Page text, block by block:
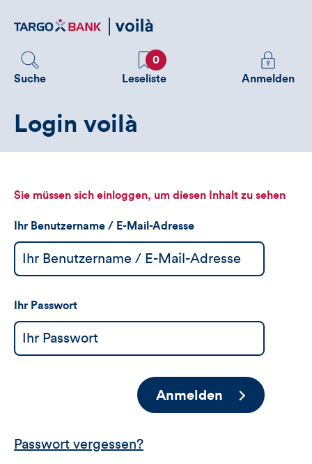
zum
Suche
Favoriten
0
Leseliste
Melden
Sie
sehen
Anmelden
Login voilà
Sie müssen sich einloggen, um diesen Inhalt zu sehen
Ihr Benutzername / E-Mail-Adresse
Ihr Passwort
Anmelden
Passwort vergessen?